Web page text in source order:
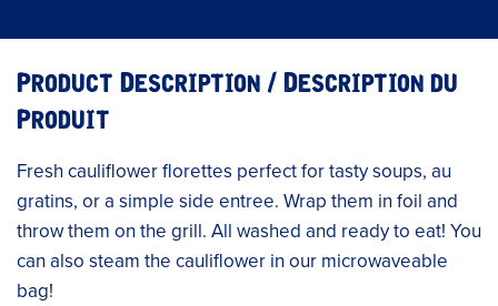
Product Description / Description du
Produit
Fresh cauliflower florettes perfect for tasty soups, au
gratins, or a simple side entree. Wrap them in foil and
throw them on the grill. All washed and ready to eat! You
can also steam the cauliflower in our microwaveable
bag!